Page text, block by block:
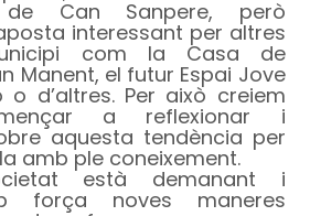
de Can Sanpere, però
interessant per altres
com la Casa de
Manent, el futur Espai Jove
d’altres. Per això creiem
a reflexionar i
aquesta tendència per
amb ple coneixement.
està demanant i
força noves maneres